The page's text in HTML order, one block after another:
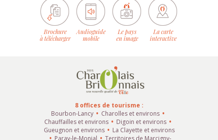
Brochure
à télécharger
Audioguide
mobile
Le pays
en image
La carte
interactive
8 offices de tourisme :
Bourbon-Lancy
Charolles et environs
Chauffailles et environs
Digoin et environs
Gueugnon et environs
La Clayette et environs
Paray-le-Monial
Territoires de Marcigny-